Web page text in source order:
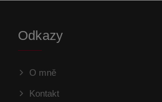
Odkazy
O mně
Kontakt